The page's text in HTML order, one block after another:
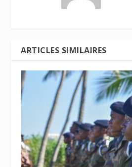
ARTICLES SIMILAIRES